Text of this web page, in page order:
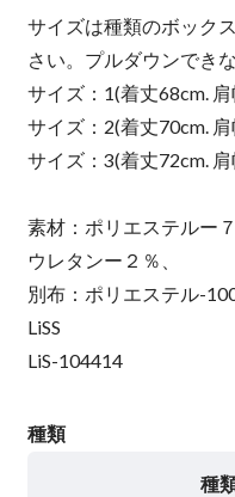
サイズは種類のボック
さい。プルダウンでき
サイズ：1(着丈68cm.
サイズ：2(着丈70cm.
サイズ：3(着丈72cm.
素材：ポリエステルー
ウレタンー２％、
別布：ポリエステル-
LiSS
LiS-104414
種類
種